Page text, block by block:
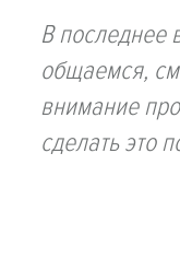
В последнее
общаемся,
внимание
сделать это